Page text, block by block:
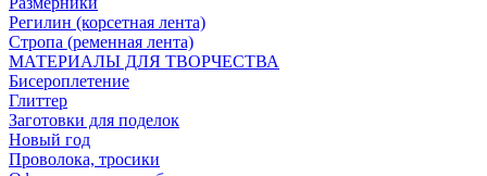
Регилин (корсетная лента)
Стропа (ременная лента)
МАТЕРИАЛЫ ДЛЯ ТВОРЧЕСТВА
Бисероплетение
Глиттер
Заготовки для поделок
Новый год
Проволока, тросики